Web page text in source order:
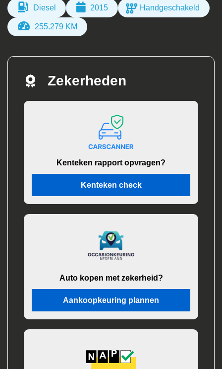
Diesel 2015 Handgeschakeld
255.279 KM
Zekerheden
Kenteken rapport opvragen?
Kenteken check
Auto kopen met zekerheid?
Aankoopkeuring plannen